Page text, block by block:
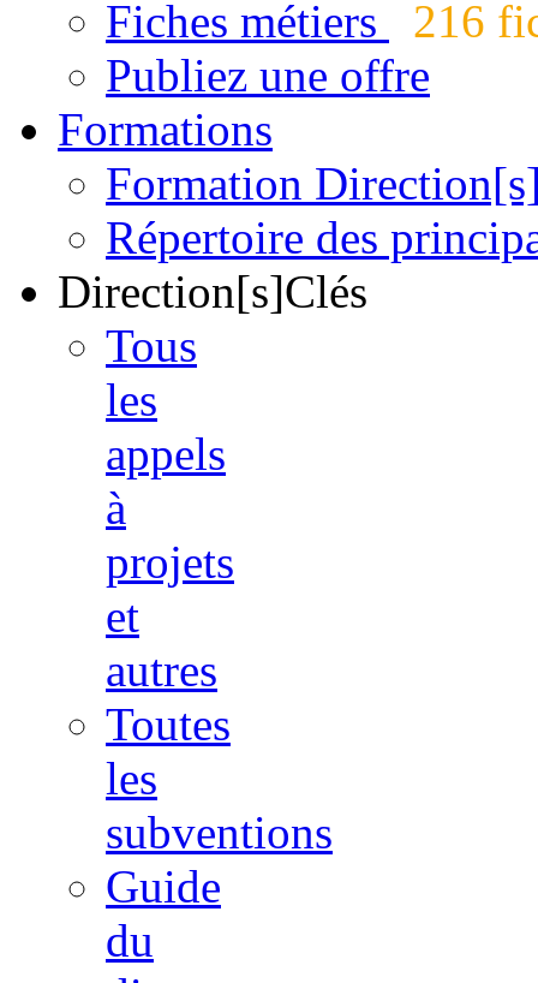
Fiches métiers
216
Publiez une offre
Formations
Formation
Répertoire des
Direction[s]Clés
Tous
les
appels
à
projets
et
autres
Toutes
les
subventions
Guide
du